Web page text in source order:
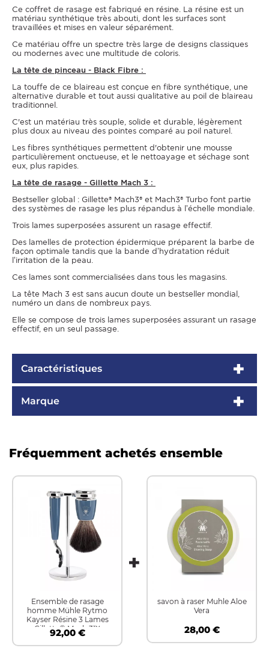
Ce coffret de rasage est fabriqué en résine. La résine est un
matériau synthétique très abouti, dont les surfaces sont
travaillées et mises en valeur séparément.
Ce matériau offre un spectre très large de designs classiques
ou modernes avec une multitude de coloris.
La tête de pinceau - Black Fibre :
La touffe de ce blaireau est conçue en fibre synthétique, une
alternative durable et tout aussi qualitative au poil de blaireau
traditionnel.
C'est un matériau très souple, solide et durable, légèrement
plus doux au niveau des pointes comparé au poil naturel.
Les fibres synthétiques permettent d'obtenir une mousse
particulièrement onctueuse, et le nettoayage et séchage sont
eux, plus rapides.
La tête de rasage - Gillette Mach 3 :
Bestseller global : Gillette® Mach3® et Mach3® Turbo font partie
des systèmes de rasage les plus répandus à l’échelle mondiale.
Trois lames superposées assurent un rasage effectif.
Des lamelles de protection épidermique préparent la barbe de
façon optimale tandis que la bande d’hydratation réduit
l’irritation de la peau.
Ces lames sont commercialisées dans tous les magasins.
La tête Mach 3 est sans aucun doute un bestseller mondial,
numéro un dans de nombreux pays.
Elle se compose de trois lames superposées assurant un rasage
effectif, en un seul passage.
Caractéristiques
Marque
Fréquemment achetés ensemble
Ensemble de rasage
homme Mühle Rytmo
Kayser Résine 3 Lames
Gillette® Mach 3™
92,00 €
savon à raser Muhle Aloe
Vera
28,00 €